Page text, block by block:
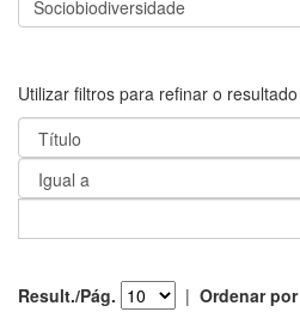
Utilizar filtros para refinar o
Result./Pág. | Ordenar por